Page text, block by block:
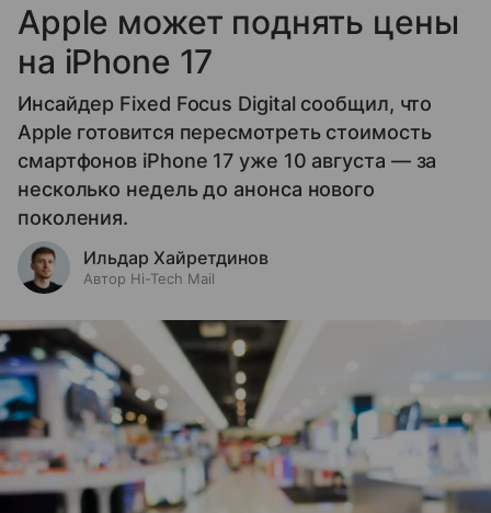
Apple может поднять цены
на iPhone 17
Инсайдер Fixed Focus Digital сообщил, что
Apple готовится пересмотреть стоимость
смартфонов iPhone 17 уже 10 августа — за
несколько недель до анонса нового
поколения.
Ильдар Хайретдинов
Автор Hi-Tech Mail